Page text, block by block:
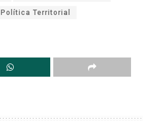
Política Territorial